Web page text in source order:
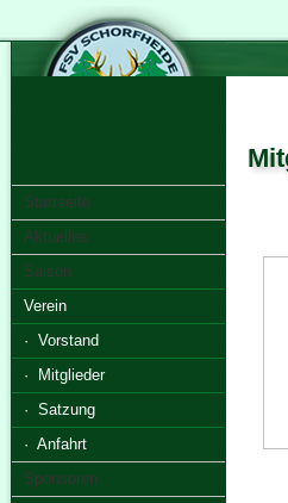
Startseite
Aktuelles
Saison
Verein
· Vorstand
· Mitglieder
· Satzung
· Anfahrt
Sponsoren